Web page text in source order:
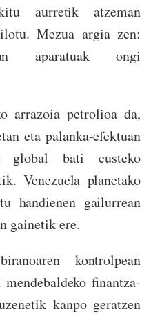
aurretik atzeman
Mezua argia zen:
aparatuak ongi
arrazoia petrolioa da,
eta palanka-efektuan
global bati eusteko
Venezuela planetako
handienen gailurrean
gainetik ere.
kontrolpean
finantza-
kanpo geratzen